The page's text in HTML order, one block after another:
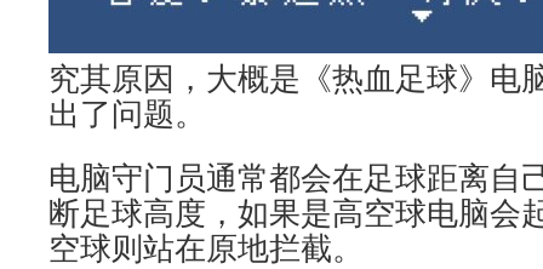
究其原因，大概是《热血足球》电
出了问题。
电脑守门员通常都会在足球距离自
断足球高度，如果是高空球电脑会
空球则站在原地拦截。